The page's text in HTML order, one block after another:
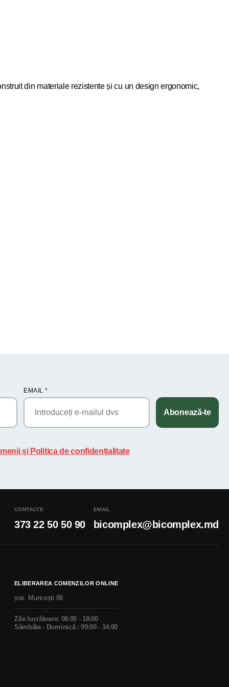
din materiale rezistente și cu un design ergonomic,
EMAIL*
Abonează-te
și Politica de confidențialitate
CONTACTE
373 22 50 50 90
EMAIL
bicomplex@bicomplex.md
ELIBERAREA COMENZILOR ONLINE
șos. Muncești 89
Zile lucrătoare: 08:00 - 18:00
Sâmbăta - Duminică : 09:00 - 14:00